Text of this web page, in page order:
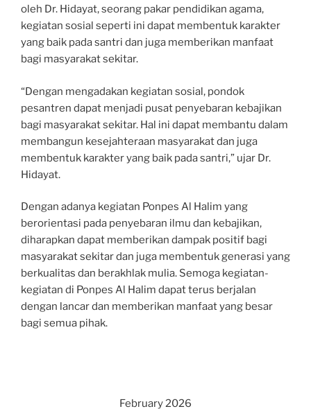
oleh Dr. Hidayat, seorang pakar pendidikan agama,
kegiatan sosial seperti ini dapat membentuk karakter
yang baik pada santri dan juga memberikan manfaat
bagi masyarakat sekitar.
“Dengan mengadakan kegiatan sosial, pondok
pesantren dapat menjadi pusat penyebaran kebajikan
bagi masyarakat sekitar. Hal ini dapat membantu dalam
membangun kesejahteraan masyarakat dan juga
membentuk karakter yang baik pada santri,” ujar Dr.
Hidayat.
Dengan adanya kegiatan Ponpes Al Halim yang
berorientasi pada penyebaran ilmu dan kebajikan,
diharapkan dapat memberikan dampak positif bagi
masyarakat sekitar dan juga membentuk generasi yang
berkualitas dan berakhlak mulia. Semoga kegiatan-
kegiatan di Ponpes Al Halim dapat terus berjalan
dengan lancar dan memberikan manfaat yang besar
bagi semua pihak.
February 2026